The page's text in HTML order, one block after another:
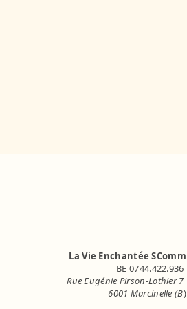
La Vie Enchantée SComm
BE 0744.422.936
Rue Eugénie Pirson-Lothier 7
6001 Marcinelle (B)